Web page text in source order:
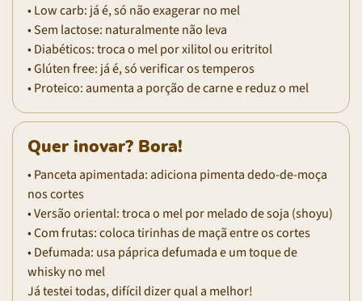
• Low carb: já é, só não exagerar no mel
• Sem lactose: naturalmente não leva
• Diabéticos: troca o mel por xilitol ou eritritol
• Glúten free: já é, só verificar os temperos
• Proteico: aumenta a porção de carne e reduz o mel
Quer inovar? Bora!
• Panceta apimentada: adiciona pimenta dedo-de-moça
nos cortes
• Versão oriental: troca o mel por melado de soja (shoyu)
• Com frutas: coloca tirinhas de maçã entre os cortes
• Defumada: usa páprica defumada e um toque de
whisky no mel
Já testei todas, difícil dizer qual a melhor!